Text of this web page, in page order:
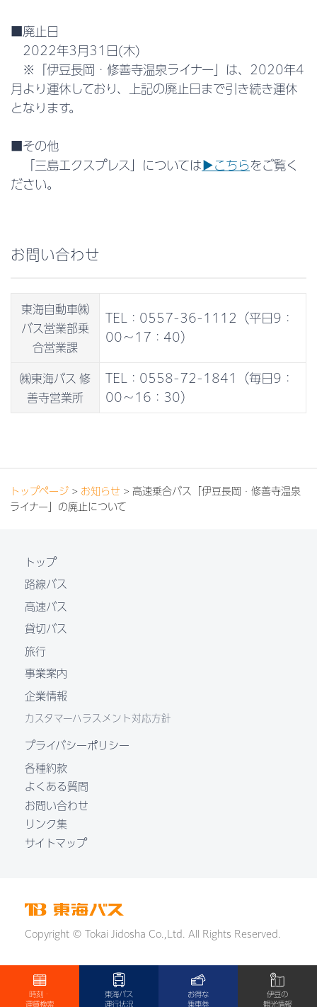
ツアー
バスツアー＜東海バストラ
ベル＞
定期観光バス
小室山リッジウォーク“ＭＩ
ＳＯＲＡ”
宿泊施設「ばすてい」
企業情報
採用情報
企業理念 安全・安心への取り組み
プライバシーポリシー
お問い合わせ
リンク集
時刻・
運賃検索
東海バス
運行状況
お得な
乗車券
伊豆の
観光情報
■廃止日
2022年3月31日(木)
※「伊豆長岡・修善寺温泉ライナー」は、2020年4
月より運休しており、上記の廃止日まで引き続き運休
となります。
■その他
「三島エクスプレス」については ▶こちらをご覧く
ださい。
お問い合わせ
東海自動車㈱
バス営業部乗
合営業課
TEL：0557-36-1112（平日9：
00～17：40）
㈱東海バス 修
善寺営業所
TEL：0558-72-1841（毎日9：
00～16：30）
トップページ > お知らせ > 高速乗合バス「伊豆長岡・修善寺温泉
ライナー」の廃止について
トップ
路線バス
高速バス
貸切バス
旅行
事業案内
企業情報
カスタマーハラスメント対応方針
プライバシーポリシー
各種約款
よくある質問
お問い合わせ
リンク集
サイトマップ
Copyright © Tokai Jidosha Co.,Ltd. All Rights Reserved.